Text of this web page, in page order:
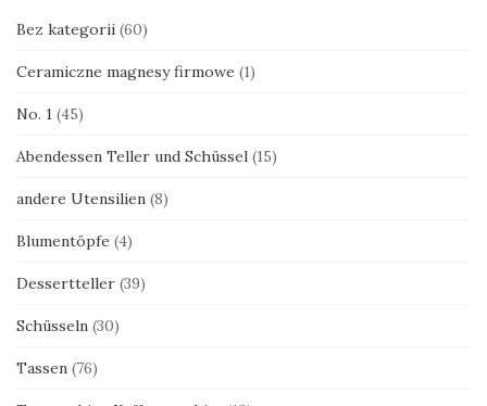
Bez kategorii (60)
Ceramiczne magnesy firmowe (1)
No. 1 (45)
Abendessen Teller und Schüssel (15)
andere Utensilien (8)
Blumentöpfe (4)
Dessertteller (39)
Schüsseln (30)
Tassen (76)